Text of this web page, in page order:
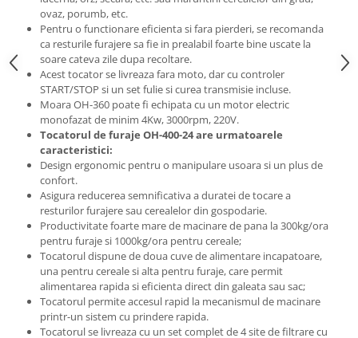
Zdrobitoare si teascuri
Teascuri
Zdrobitoare electrice
Zdrobitoare electrice & manuale
Zdrobitoare manuale
Masini de cusut si accesorii
Articole antidaunatori gradina
Sere si solarii
Suflante si aspiratoare exterior
Unelte altoit
Unelte manuale de gradina -
Stropitori
Folie si plase pt plante
Masini de maturat manuale
ovaz, porumb, etc.
Pentru o functionare eficienta si fara pierderi, se recomanda
ca resturile furajere sa fie in prealabil foarte bine uscate la
soare cateva zile dupa recoltare.
Acest tocator se livreaza fara moto, dar cu controler
START/STOP si un set fulie si curea transmisie incluse.
Moara OH-360 poate fi echipata cu un motor electric
monofazat de minim 4Kw, 3000rpm, 220V.
Tocatorul de furaje OH-400-24 are urmatoarele
caracteristici:
Design ergonomic pentru o manipulare usoara si un plus de
confort.
Asigura reducerea semnificativa a duratei de tocare a
resturilor furajere sau cerealelor din gospodarie.
Productivitate foarte mare de macinare de pana la 300kg/ora
pentru furaje si 1000kg/ora pentru cereale;
Tocatorul dispune de doua cuve de alimentare incapatoare,
una pentru cereale si alta pentru furaje, care permit
alimentarea rapida si eficienta direct din galeata sau sac;
Tocatorul permite accesul rapid la mecanismul de macinare
printr-un sistem cu prindere rapida.
Tocatorul se livreaza cu un set complet de 4 site de filtrare cu